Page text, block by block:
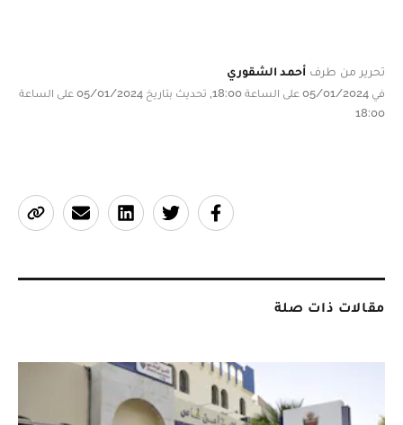
تحرير من طرف أحمد الشقوري
في 05/01/2024 على الساعة 18:00, تحديث بتاريخ 05/01/2024 على الساعة
18:00
مقالات ذات صلة